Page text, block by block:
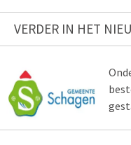
VERDER IN HET